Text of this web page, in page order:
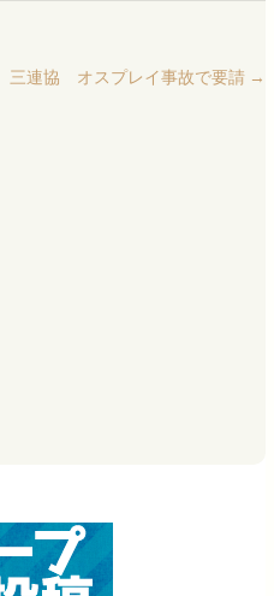
三連協 オスプレイ事故で要請 →